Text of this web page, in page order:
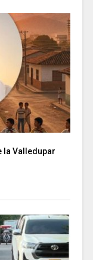
la Valledupar